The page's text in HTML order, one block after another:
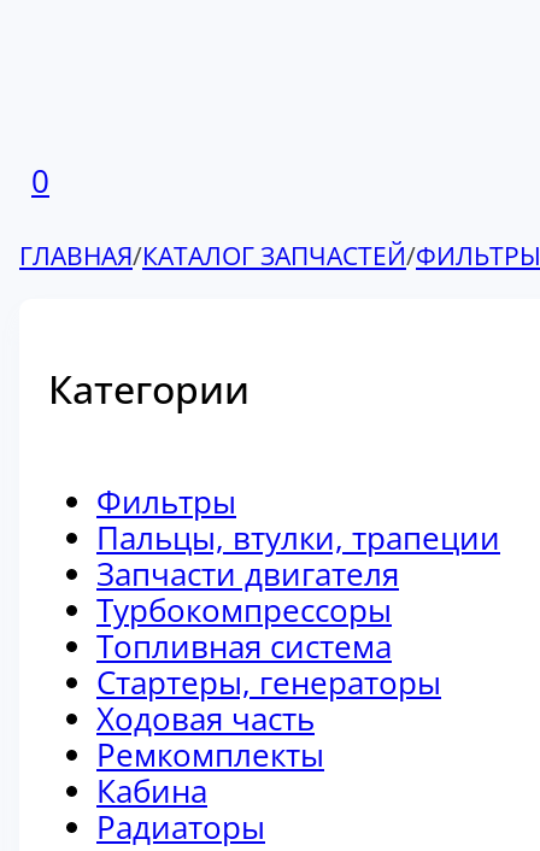
0
ГЛАВНАЯ/КАТАЛОГ ЗАПЧАСТЕЙ/ФИЛЬТРЫ
Категории
Фильтры
Пальцы, втулки, трапеции
Запчасти двигателя
Турбокомпрессоры
Топливная система
Стартеры, генераторы
Ходовая часть
Ремкомплекты
Кабина
Радиаторы